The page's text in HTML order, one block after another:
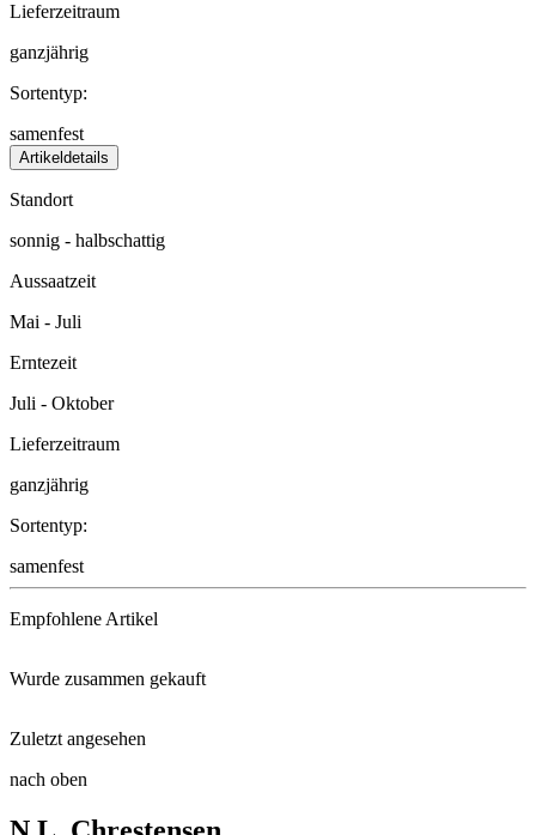
Lieferzeitraum
ganzjährig
Sortentyp:
samenfest
Artikeldetails
Standort
sonnig - halbschattig
Aussaatzeit
Mai - Juli
Erntezeit
Juli - Oktober
Lieferzeitraum
ganzjährig
Sortentyp:
samenfest
Empfohlene Artikel
Wurde zusammen gekauft
Stabtomate Harzfeuer, F1
Zuletzt angesehen
Buschbohne Dubbele Witte z. dr ...
nach oben